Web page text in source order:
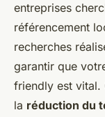
entreprises
référencement
recherches
garantir que
friendly est vital.
la réduction du